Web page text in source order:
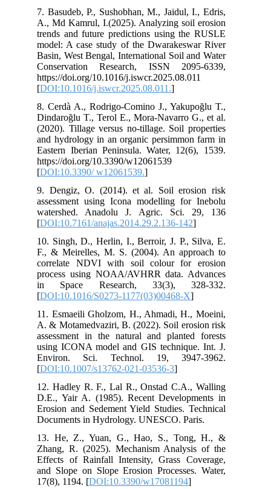
7. Basudeb, P., Sushobhan, M., Jaidul, I., Edris,
A., Md Kamrul, I.(2025). Analyzing soil erosion
trends and future predictions using the RUSLE
model: A case study of the Dwarakeswar River
Basin, West Bengal, International Soil and Water
Conservation Research, ISSN 2095-6339,
https://doi.org/10.1016/j.iswcr.2025.08.011
[DOI:10.1016/j.iswcr.2025.08.011.
8. Cerdà A., Rodrigo-Comino J., Yakupoğlu T.,
Dindaroğlu T., Terol E., Mora-Navarro G., et al.
(2020). Tillage versus no-tillage. Soil properties
and hydrology in an organic persimmon farm in
Eastern Iberian Peninsula. Water, 12(6), 1539.
https://doi.org/10.3390/w12061539
[DOI:10.3390/ w12061539.
9. Dengiz, O. (2014). et al. Soil erosion risk
assessment using Icona modelling for Inebolu
watershed. Anadolu J. Agric. Sci. 29, 136
[DOI:10.7161/anajas.2014.29.2.136-142
10. Singh, D., Herlin, I., Berroir, J. P., Silva, E.
F., & Meirelles, M. S. (2004). An approach to
correlate NDVI with soil colour for erosion
process using NOAA/AVHRR data. Advances
in Space Research, 33(3), 328-332.‏
[DOI:10.1016/S0273-1177(03)00468-X
11. Esmaeili Gholzom, H., Ahmadi, H., Moeini,
A. & Motamedvaziri, B. (2022). Soil erosion risk
assessment in the natural and planted forests
using ICONA model and GIS technique. Int. J.
Environ. Sci. Technol. 19, 3947-3962.
[DOI:10.1007/s13762-021-03536-3
12. Hadley R. F., Lal R., Onstad C.A., Walling
D.E., Yair A. (1985). Recent Developments in
Erosion and Sedement Yield Studies. Technical
Documents in Hydrology. UNESCO. Paris.
13. He, Z., Yuan, G., Hao, S., Tong, H., &
Zhang, R. (2025). Mechanism Analysis of the
Effects of Rainfall Intensity, Grass Coverage,
and Slope on Slope Erosion Processes. Water,
17(8), 1194. [DOI:10.3390/w17081194